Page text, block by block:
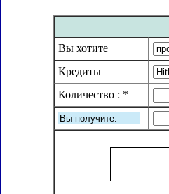
Вы хотите
Кредиты
Количество : *